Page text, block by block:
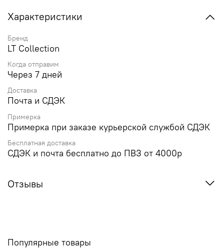
Характеристики
Бренд
LT Collection
Когда отправим
Через 7 дней
Доставка
Почта и СДЭК
Примерка
Примерка при заказе курьерской службой СДЭК
Бесплатная доставка
СДЭК и почта бесплатно до ПВЗ от 4000р
Отзывы
Популярные товары